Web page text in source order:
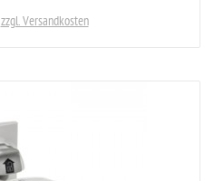
zzgl. Versandkosten